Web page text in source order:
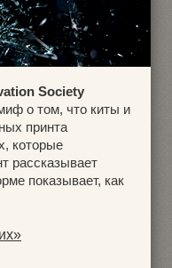
Society
о том, что киты и
принта
которые
рассказывает
показывает, как